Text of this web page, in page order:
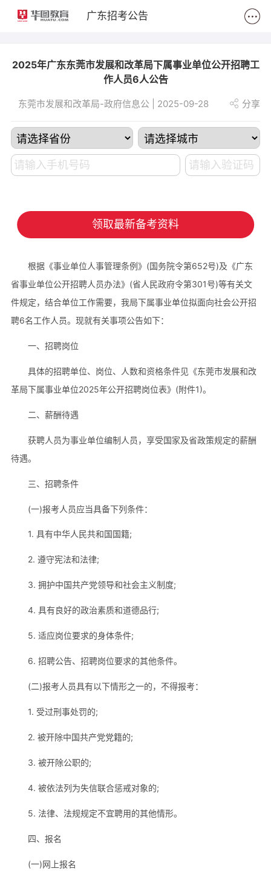
广东招考公告
2025年广东东莞市发展和改革局下属事业单位公开招聘工
作人员6人公告
东莞市发展和改革局-政府信息公 | 2025-09-28 分享
领取最新备考资料
根据《事业单位人事管理条例》(国务院令第652号)及《广东
省事业单位公开招聘人员办法》(省人民政府令第301号)等有关文
件规定，结合单位工作需要，我局下属事业单位拟面向社会公开招
聘6名工作人员。现就有关事项公告如下：
一、招聘岗位
具体的招聘单位、岗位、人数和资格条件见《东莞市发展和改
革局下属事业单位2025年公开招聘岗位表》(附件1)。
二、薪酬待遇
获聘人员为事业单位编制人员，享受国家及省政策规定的薪酬
待遇。
三、招聘条件
(一)报考人员应当具备下列条件：
1. 具有中华人民共和国国籍;
2. 遵守宪法和法律;
3. 拥护中国共产党领导和社会主义制度;
4. 具有良好的政治素质和道德品行;
5. 适应岗位要求的身体条件;
6. 招聘公告、招聘岗位要求的其他条件。
(二)报考人员具有以下情形之一的，不得报考：
1. 受过刑事处罚的;
2. 被开除中国共产党党籍的;
3. 被开除公职的;
4. 被依法列为失信联合惩戒对象的;
5. 法律、法规规定不宜聘用的其他情形。
四、报名
(一)网上报名